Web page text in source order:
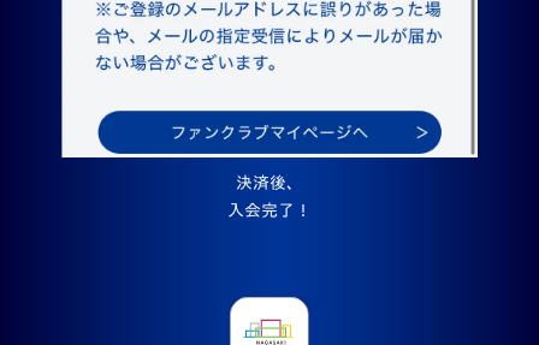
決済後、
入会完了！